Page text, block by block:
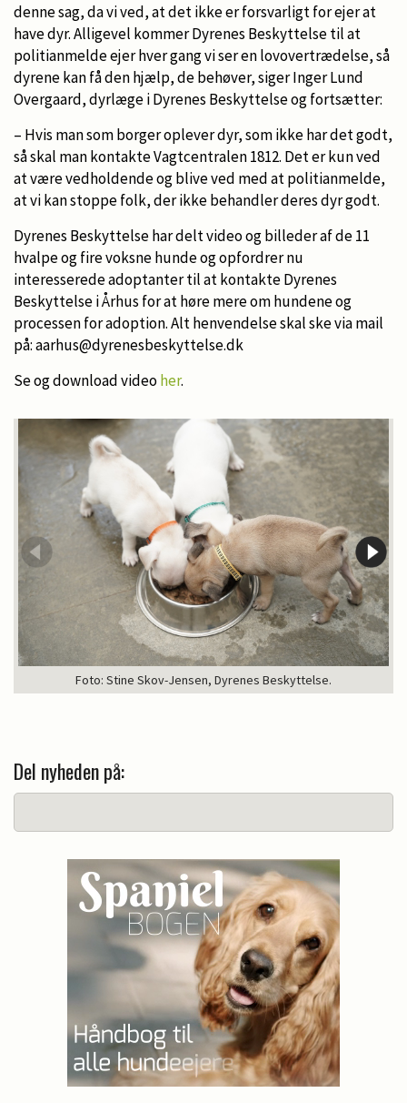
denne sag, da vi ved, at det ikke er forsvarligt for ejer at
have dyr. Alligevel kommer Dyrenes Beskyttelse til at
politianmelde ejer hver gang vi ser en lovovertrædelse, så
dyrene kan få den hjælp, de behøver, siger Inger Lund
Overgaard, dyrlæge i Dyrenes Beskyttelse og fortsætter:
– Hvis man som borger oplever dyr, som ikke har det godt,
så skal man kontakte Vagtcentralen 1812. Det er kun ved
at være vedholdende og blive ved med at politianmelde,
at vi kan stoppe folk, der ikke behandler deres dyr godt.
Dyrenes Beskyttelse har delt video og billeder af de 11
hvalpe og fire voksne hunde og opfordrer nu
interesserede adoptanter til at kontakte Dyrenes
Beskyttelse i Århus for at høre mere om hundene og
processen for adoption. Alt henvendelse skal ske via mail
på: aarhus@dyrenesbeskyttelse.dk
Se og download videoher.
Foto: Stine Skov-Jensen, Dyrenes Beskyttelse.
Del nyheden på: